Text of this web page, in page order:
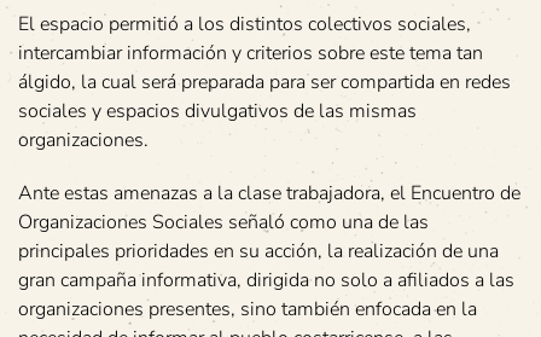
El espacio permitió a los distintos colectivos sociales,
intercambiar información y criterios sobre este tema tan
álgido, la cual será preparada para ser compartida en redes
sociales y espacios divulgativos de las mismas
organizaciones.
Ante estas amenazas a la clase trabajadora, el Encuentro de
Organizaciones Sociales señaló como una de las
principales prioridades en su acción, la realización de una
gran campaña informativa, dirigida no solo a afiliados a las
organizaciones presentes, sino también enfocada en la